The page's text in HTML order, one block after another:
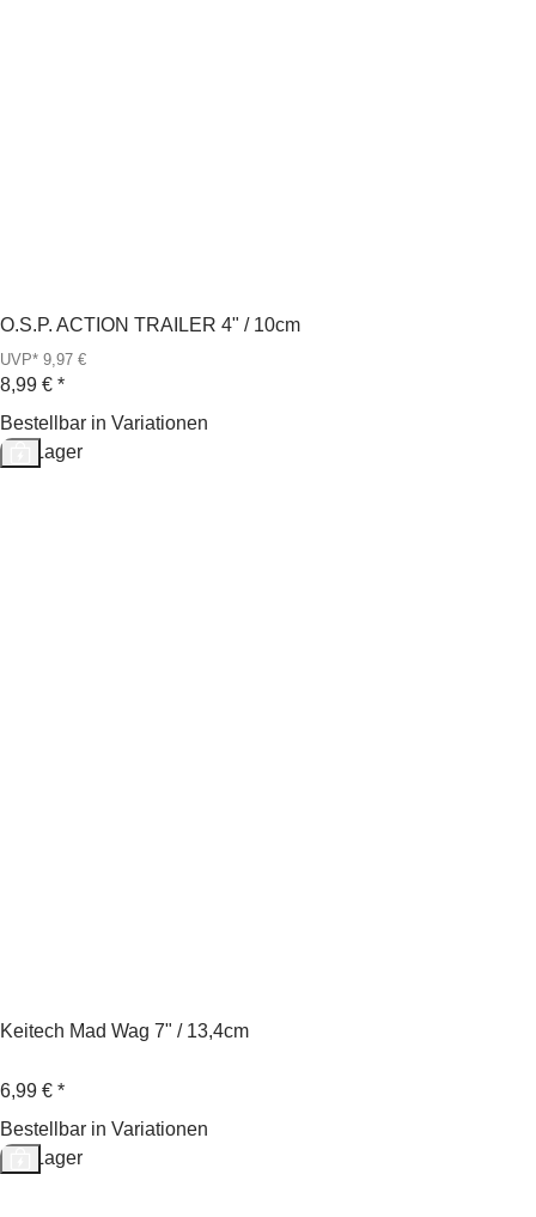
O.S.P. ACTION TRAILER 4" / 10cm
UVP* 9,97 €
8,99 € *
Bestellbar in Variationen
Auf Lager
Keitech Mad Wag 7" / 13,4cm
6,99 € *
Bestellbar in Variationen
Auf Lager